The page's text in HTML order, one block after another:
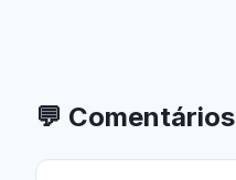
💬 Comentários